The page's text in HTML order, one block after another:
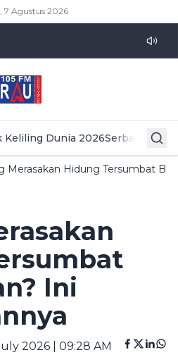
7 Agustus 2026
Keliling Dunia 2026Serba Serbi
Merasakan Hidung Tersumbat
Ini
2026 | 09:28 AM